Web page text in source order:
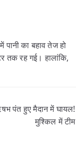
का बहाव तेज हो
तक रह गई। हालांकि,
पंत हुए मैदान में घायल!
मुश्किल में टीम